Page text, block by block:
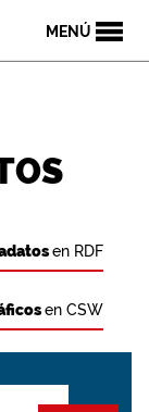
MENÚ
en RDF
en CSW